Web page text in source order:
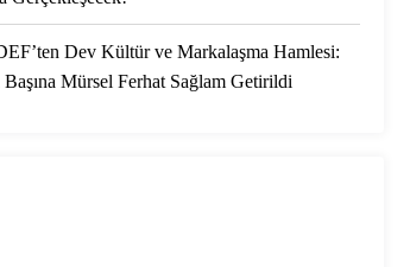
Dev Kültür ve Markalaşma Hamlesi:
Mürsel Ferhat Sağlam Getirildi